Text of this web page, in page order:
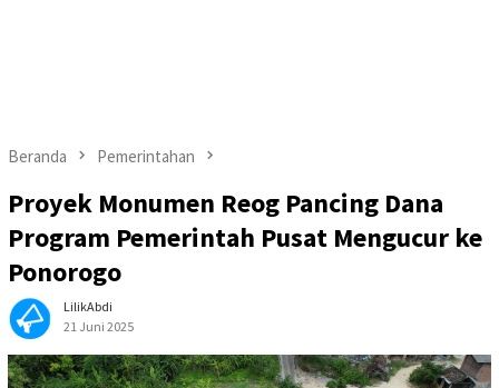
Beranda Pemerintahan
Proyek Monumen Reog Pancing Dana
Program Pemerintah Pusat Mengucur ke
Ponorogo
LilikAbdi
21 Juni 2025